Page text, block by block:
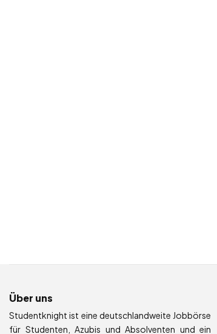
Über uns
Studentknight ist eine deutschlandweite Jobbörse
für Studenten, Azubis und Absolventen und ein